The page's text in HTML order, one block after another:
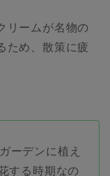
リームが名物の
ため、散策に疲
ーデンに植え
する時期なの